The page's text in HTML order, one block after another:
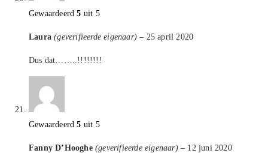
Gewaardeerd5 uit 5
Laura(geverifieerde eigenaar) – 25 april 2020
Dus dat……..!!!!!!!!
Gewaardeerd5 uit 5
Fanny D’Hooghe (geverifieerde eigenaar) – 12 juni 2020